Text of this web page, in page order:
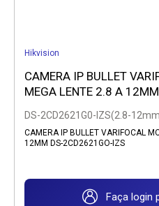
Hikvision
CAMERA IP BULLET
MEGA LENTE 2.8 A
DS-2CD2621G0-IZS(2.8-
CAMERA IP BULLET VARIFOCAL
12MM DS-2CD2621GO-IZS
Faça login